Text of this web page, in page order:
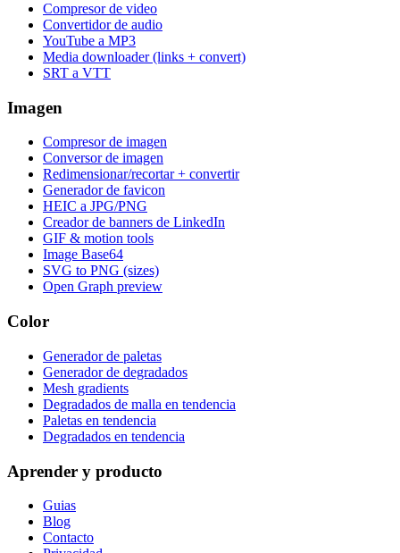
Compresor de video
Convertidor de audio
YouTube a MP3
Media downloader (links + convert)
SRT a VTT
Imagen
Compresor de imagen
Conversor de imagen
Redimensionar/recortar + convertir
Generador de favicon
HEIC a JPG/PNG
Creador de banners de LinkedIn
GIF & motion tools
Image Base64
SVG to PNG (sizes)
Open Graph preview
Color
Generador de paletas
Generador de degradados
Mesh gradients
Degradados de malla en tendencia
Paletas en tendencia
Degradados en tendencia
Aprender y producto
Guias
Blog
Contacto